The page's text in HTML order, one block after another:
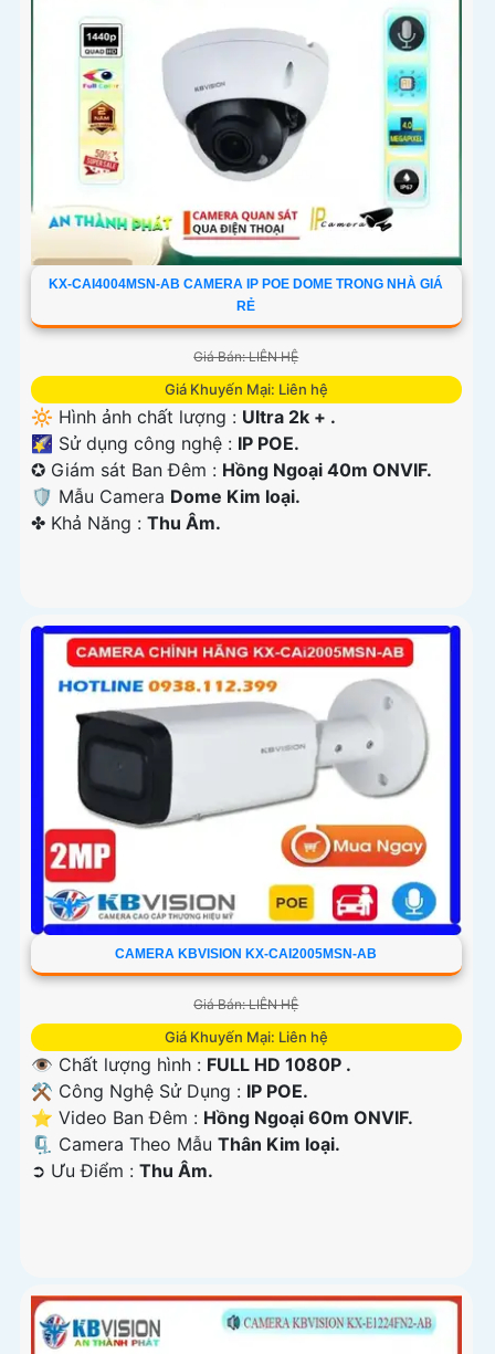
KX-CAI4004MSN-AB CAMERA IP POE DOME TRONG NHÀ GIÁ
RẺ
Giá Bán: LIÊN HỆ
Giá Khuyến Mại: Liên hệ
🔆 Hình ảnh chất lượng : Ultra 2k + .
🌠 Sử dụng công nghệ : IP POE.
✪ Giám sát Ban Đêm : Hồng Ngoại 40m ONVIF.
🛡 Mẫu Camera Dome Kim loại.
️✤ Khả Năng : Thu Âm.
CAMERA KBVISION KX-CAI2005MSN-AB
Giá Bán: LIÊN HỆ
Giá Khuyến Mại: Liên hệ
👁 Chất lượng hình : FULL HD 1080P .
⚒ Công Nghệ Sử Dụng : IP POE.
⭐ Video Ban Đêm : Hồng Ngoại 60m ONVIF.
🗜️ Camera Theo Mẫu Thân Kim loại.
️➲ Ưu Điểm : Thu Âm.